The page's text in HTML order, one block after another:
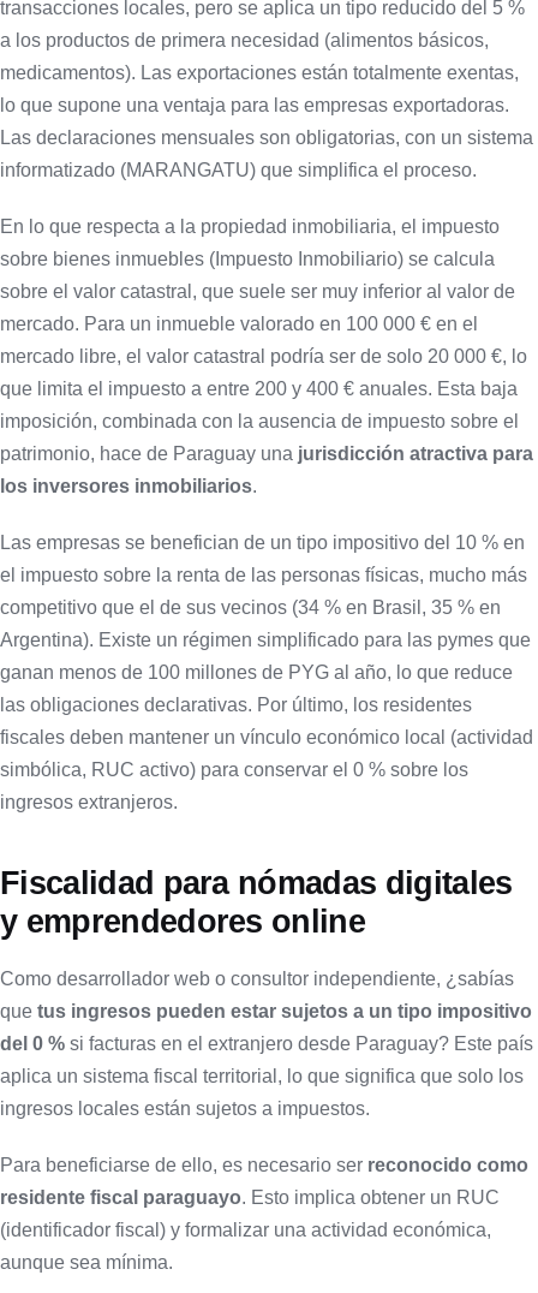
transacciones locales, pero se aplica un tipo reducido del 5 %
a los productos de primera necesidad (alimentos básicos,
medicamentos). Las exportaciones están totalmente exentas,
lo que supone una ventaja para las empresas exportadoras.
Las declaraciones mensuales son obligatorias, con un sistema
informatizado (MARANGATU) que simplifica el proceso.
En lo que respecta a la propiedad inmobiliaria, el impuesto
sobre bienes inmuebles (Impuesto Inmobiliario) se calcula
sobre el valor catastral, que suele ser muy inferior al valor de
mercado. Para un inmueble valorado en 100 000 € en el
mercado libre, el valor catastral podría ser de solo 20 000 €, lo
que limita el impuesto a entre 200 y 400 € anuales. Esta baja
imposición, combinada con la ausencia de impuesto sobre el
patrimonio, hace de Paraguay una jurisdicción atractiva para
los inversores inmobiliarios.
Las empresas se benefician de un tipo impositivo del 10 % en
el impuesto sobre la renta de las personas físicas, mucho más
competitivo que el de sus vecinos (34 % en Brasil, 35 % en
Argentina). Existe un régimen simplificado para las pymes que
ganan menos de 100 millones de PYG al año, lo que reduce
las obligaciones declarativas. Por último, los residentes
fiscales deben mantener un vínculo económico local (actividad
simbólica, RUC activo) para conservar el 0 % sobre los
ingresos extranjeros.
Fiscalidad para nómadas digitales
y emprendedores online
Como desarrollador web o consultor independiente, ¿sabías
que tus ingresos pueden estar sujetos a un tipo impositivo
del 0 % si facturas en el extranjero desde Paraguay? Este país
aplica un sistema fiscal territorial, lo que significa que solo los
ingresos locales están sujetos a impuestos.
Para beneficiarse de ello, es necesario ser reconocido como
residente fiscal paraguayo. Esto implica obtener un RUC
(identificador fiscal) y formalizar una actividad económica,
aunque sea mínima.